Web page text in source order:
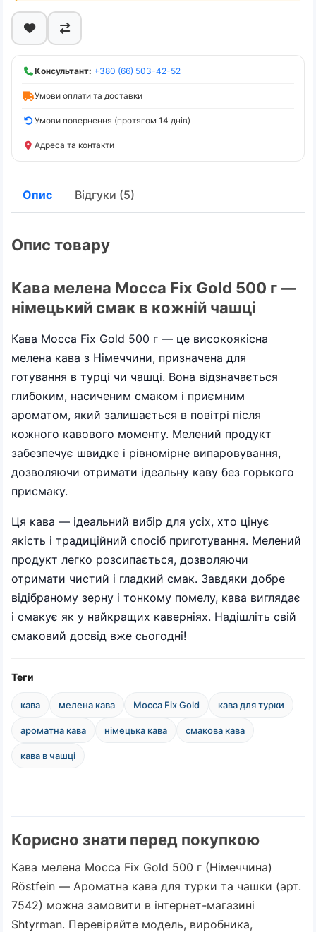
Консультант: +380 (66) 503-42-52
Умови оплати та доставки
Умови повернення (протягом 14 днів)
Адреса та контакти
Опис Відгуки (5)
Опис товару
Кава мелена Mocca Fix Gold 500 г —
німецький смак в кожній чашці
Кава Mocca Fix Gold 500 г — це високоякісна
мелена кава з Німеччини, призначена для
готування в турці чи чашці. Вона відзначається
глибоким, насиченим смаком і приємним
ароматом, який залишається в повітрі після
кожного кавового моменту. Мелений продукт
забезпечує швидке і рівномірне випаровування,
дозволяючи отримати ідеальну каву без горького
присмаку.
Ця кава — ідеальний вибір для усіх, хто цінує
якість і традиційний спосіб приготування. Мелений
продукт легко розсипається, дозволяючи
отримати чистий і гладкий смак. Завдяки добре
відібраному зерну і тонкому помелу, кава виглядає
і смакує як у найкращих каверніях. Надішліть свій
смаковий досвід вже сьогодні!
Теги
кава мелена кава Mocca Fix Gold кава для турки
ароматна кава німецька кава смакова кава
кава в чашці
Корисно знати перед покупкою
Кава мелена Mocca Fix Gold 500 г (Німеччина)
Röstfein — Ароматна кава для турки та чашки (арт.
7542) можна замовити в інтернет-магазині
Shtyrman. Перевіряйте модель, виробника,